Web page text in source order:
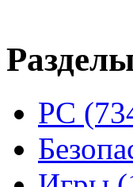
PC